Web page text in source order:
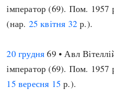
імператор (69). Пом. 1957
(нар. 25 квітня 32 р.).
20 грудня 69 • Авл
імператор (69). Пом. 1957
15 вересня 15 р.).